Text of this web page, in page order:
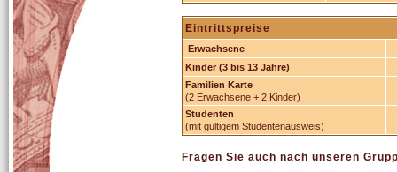
Eintrittspreise
Erwachsene
Kinder (3 bis 13 Jahre)
Familien Karte
(2 Erwachsene + 2 Kinder)
Studenten
(mit gültigem Studentenausweis)
Fragen Sie auch nach unseren